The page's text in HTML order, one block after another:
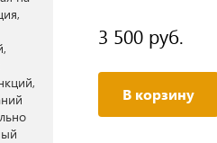
3 500 руб.
В корзину